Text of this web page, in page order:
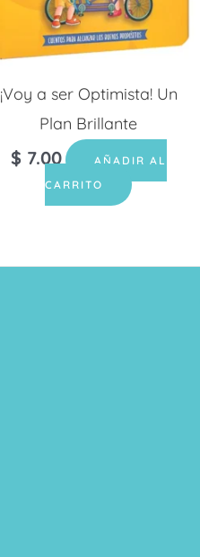
¡Voy a ser Optimista! Un
Plan Brillante
$ 7.00
AÑADIR AL
CARRITO